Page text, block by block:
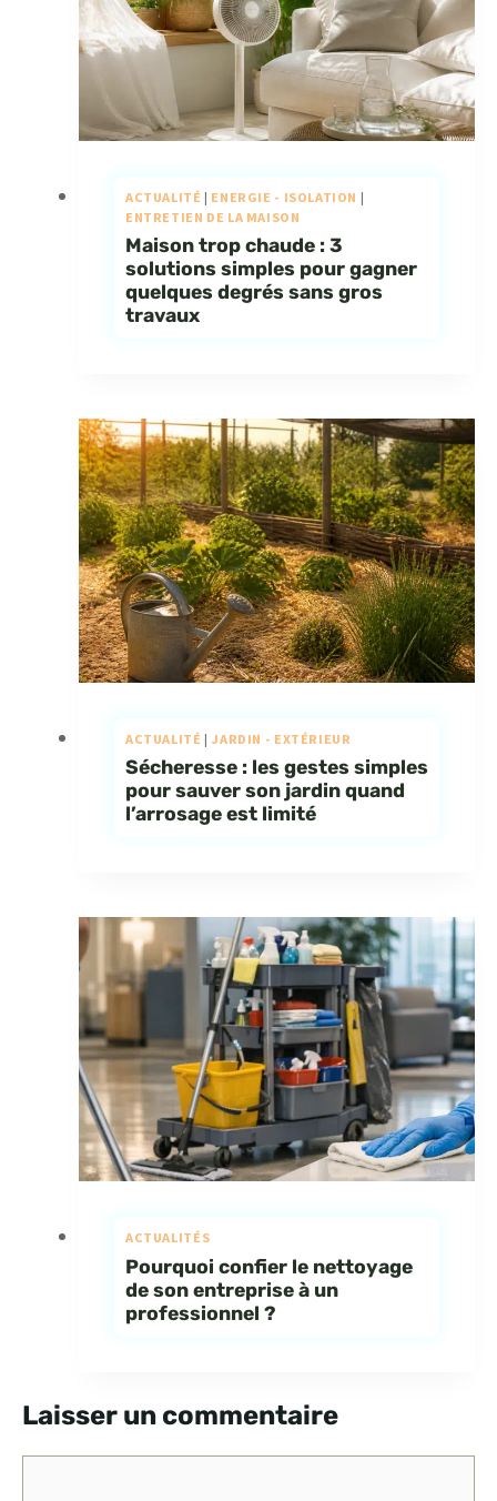
ACTUALITÉ | ENERGIE - ISOLATION |
ENTRETIEN DE LA MAISON
Maison trop chaude : 3
solutions simples pour gagner
quelques degrés sans gros
travaux
ACTUALITÉ | JARDIN - EXTÉRIEUR
Sécheresse : les gestes simples
pour sauver son jardin quand
l’arrosage est limité
ACTUALITÉS
Pourquoi confier le nettoyage
de son entreprise à un
professionnel ?
Laisser un commentaire